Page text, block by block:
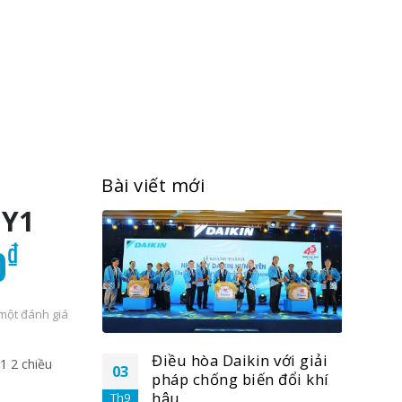
₫
tại
là:
56.590.000₫.
đánh giá
2 chiều
Bài viết mới
với giải
03
Th9
Điều hòa Daikin với giải
pháp chống biến đổi khí